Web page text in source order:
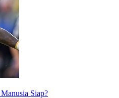
Siap?